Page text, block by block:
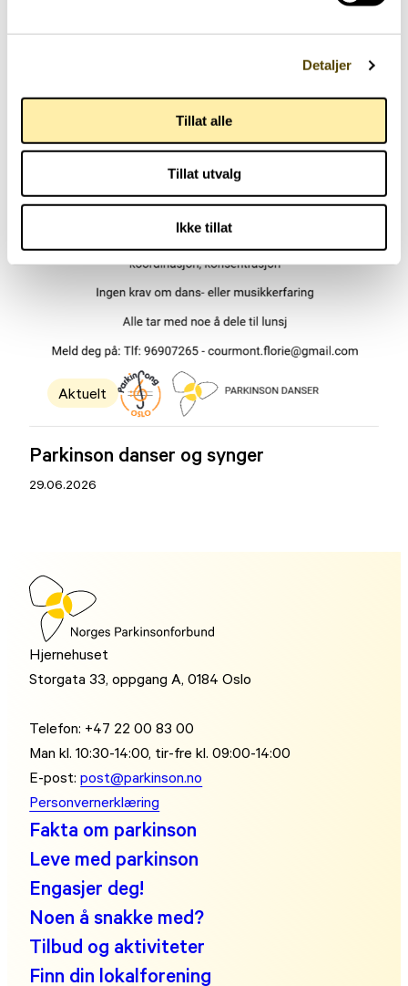
Detaljer
Tillat alle
Tillat utvalg
Ikke tillat
Aktuelt
Parkinson danser og synger
29.06.2026
Hjernehuset
Storgata 33, oppgang A, 0184 Oslo
Telefon: +47 22 00 83 00
Man kl. 10:30-14:00, tir-fre kl. 09:00-14:00
E-post:post@parkinson.no
Personvernerklæring
Fakta om parkinson
Leve med parkinson
Engasjer deg!
Noen å snakke med?
Tilbud og aktiviteter
Finn din lokalforening